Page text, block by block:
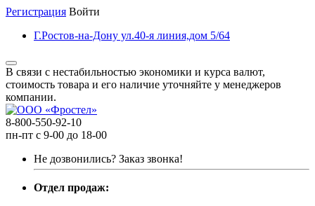
Регистрация Войти
Г.Ростов-на-Дону ул.40-я линия,дом 5/64
В связи с нестабильностью экономики и курса валют,
стоимость товара и его наличие уточняйте у менеджеров
компании.
8-800-550-92-10
пн-пт с 9-00 до 18-00
Не дозвонились? Заказ звонка!
Отдел продаж: